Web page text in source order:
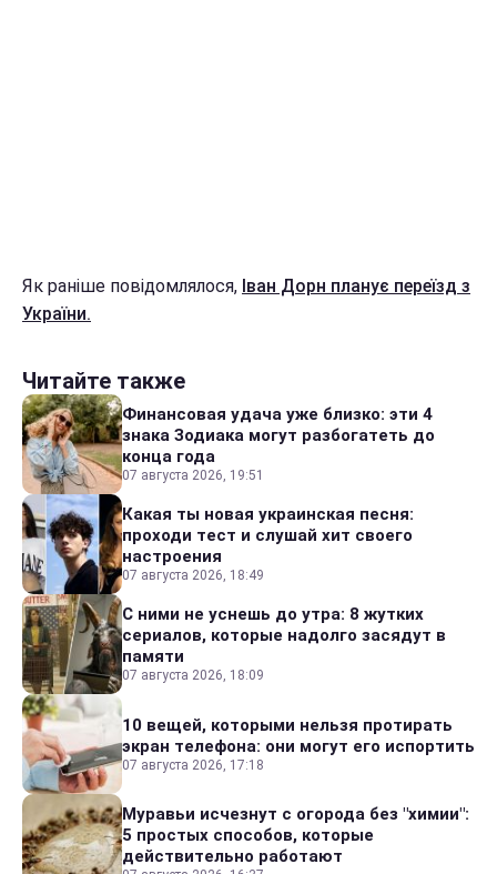
Як раніше повідомлялося, Іван Дорн планує переїзд з
України.
Читайте также
Финансовая удача уже близко: эти 4
знака Зодиака могут разбогатеть до
конца года
07 августа 2026, 19:51
Какая ты новая украинская песня:
проходи тест и слушай хит своего
настроения
07 августа 2026, 18:49
С ними не уснешь до утра: 8 жутких
сериалов, которые надолго засядут в
памяти
07 августа 2026, 18:09
10 вещей, которыми нельзя протирать
экран телефона: они могут его испортить
07 августа 2026, 17:18
Муравьи исчезнут с огорода без "химии":
5 простых способов, которые
действительно работают